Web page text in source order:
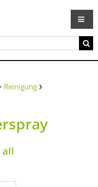
Reinigung
all